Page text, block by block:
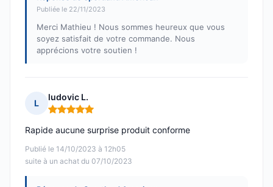
Publiée le 22/11/2023
Merci Mathieu ! Nous sommes heureux que vous
soyez satisfait de votre commande. Nous
apprécions votre soutien !
L
ludovic L.
Note : 5 sur 5
Publié le 14/10/2023 à 12h05
suite à un achat du 07/10/2023
Rapide aucune surprise produit conforme